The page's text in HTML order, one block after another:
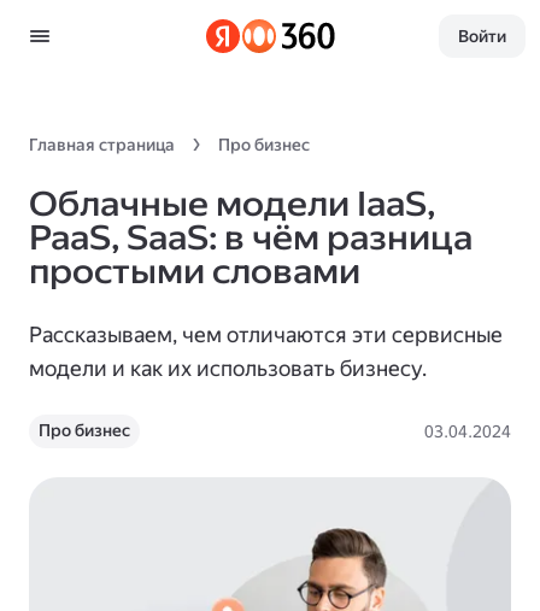
Войти
Главная страница Про бизнес
Облачные модели IaaS,
PaaS, SaaS: в чём разница
простыми словами
Рассказываем, чем отличаются эти сервисные
модели и как их использовать бизнесу.
Про бизнес 03.04.2024